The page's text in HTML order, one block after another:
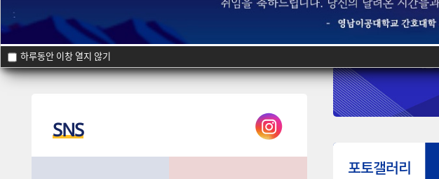
하루동안 이창 열지 않기
찾아오시는길
SNS
포토갤러리